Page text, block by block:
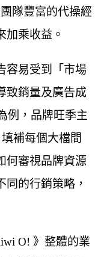
隊豐富的代操經
加乘收益。
容易受到「市場
致銷量及廣告成
例，品牌旺季主
補每個大檔間
何審視品牌資源
同的行銷策略，
O! 》整體的業